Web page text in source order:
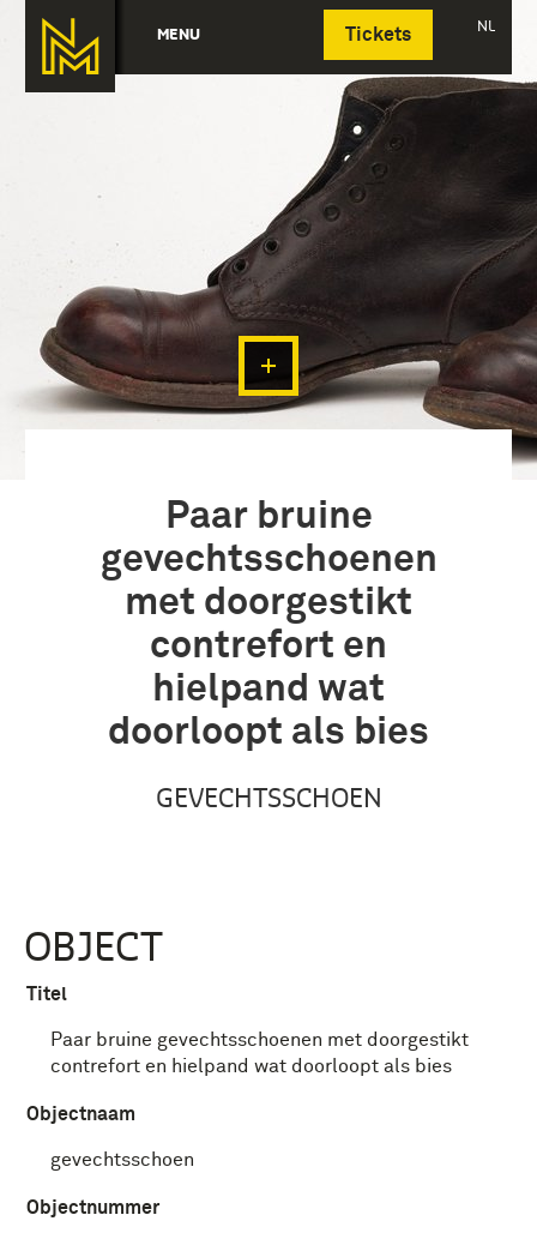
MENU Tickets NL
Deutsch
Paar bruine
gevechtsschoenen
met doorgestikt
contrefort en
hielpand wat
doorloopt als bies
GEVECHTSSCHOEN
OBJECT
Titel
Paar bruine gevechtsschoenen met doorgestikt
contrefort en hielpand wat doorloopt als bies
Objectnaam
gevechtsschoen
Objectnummer